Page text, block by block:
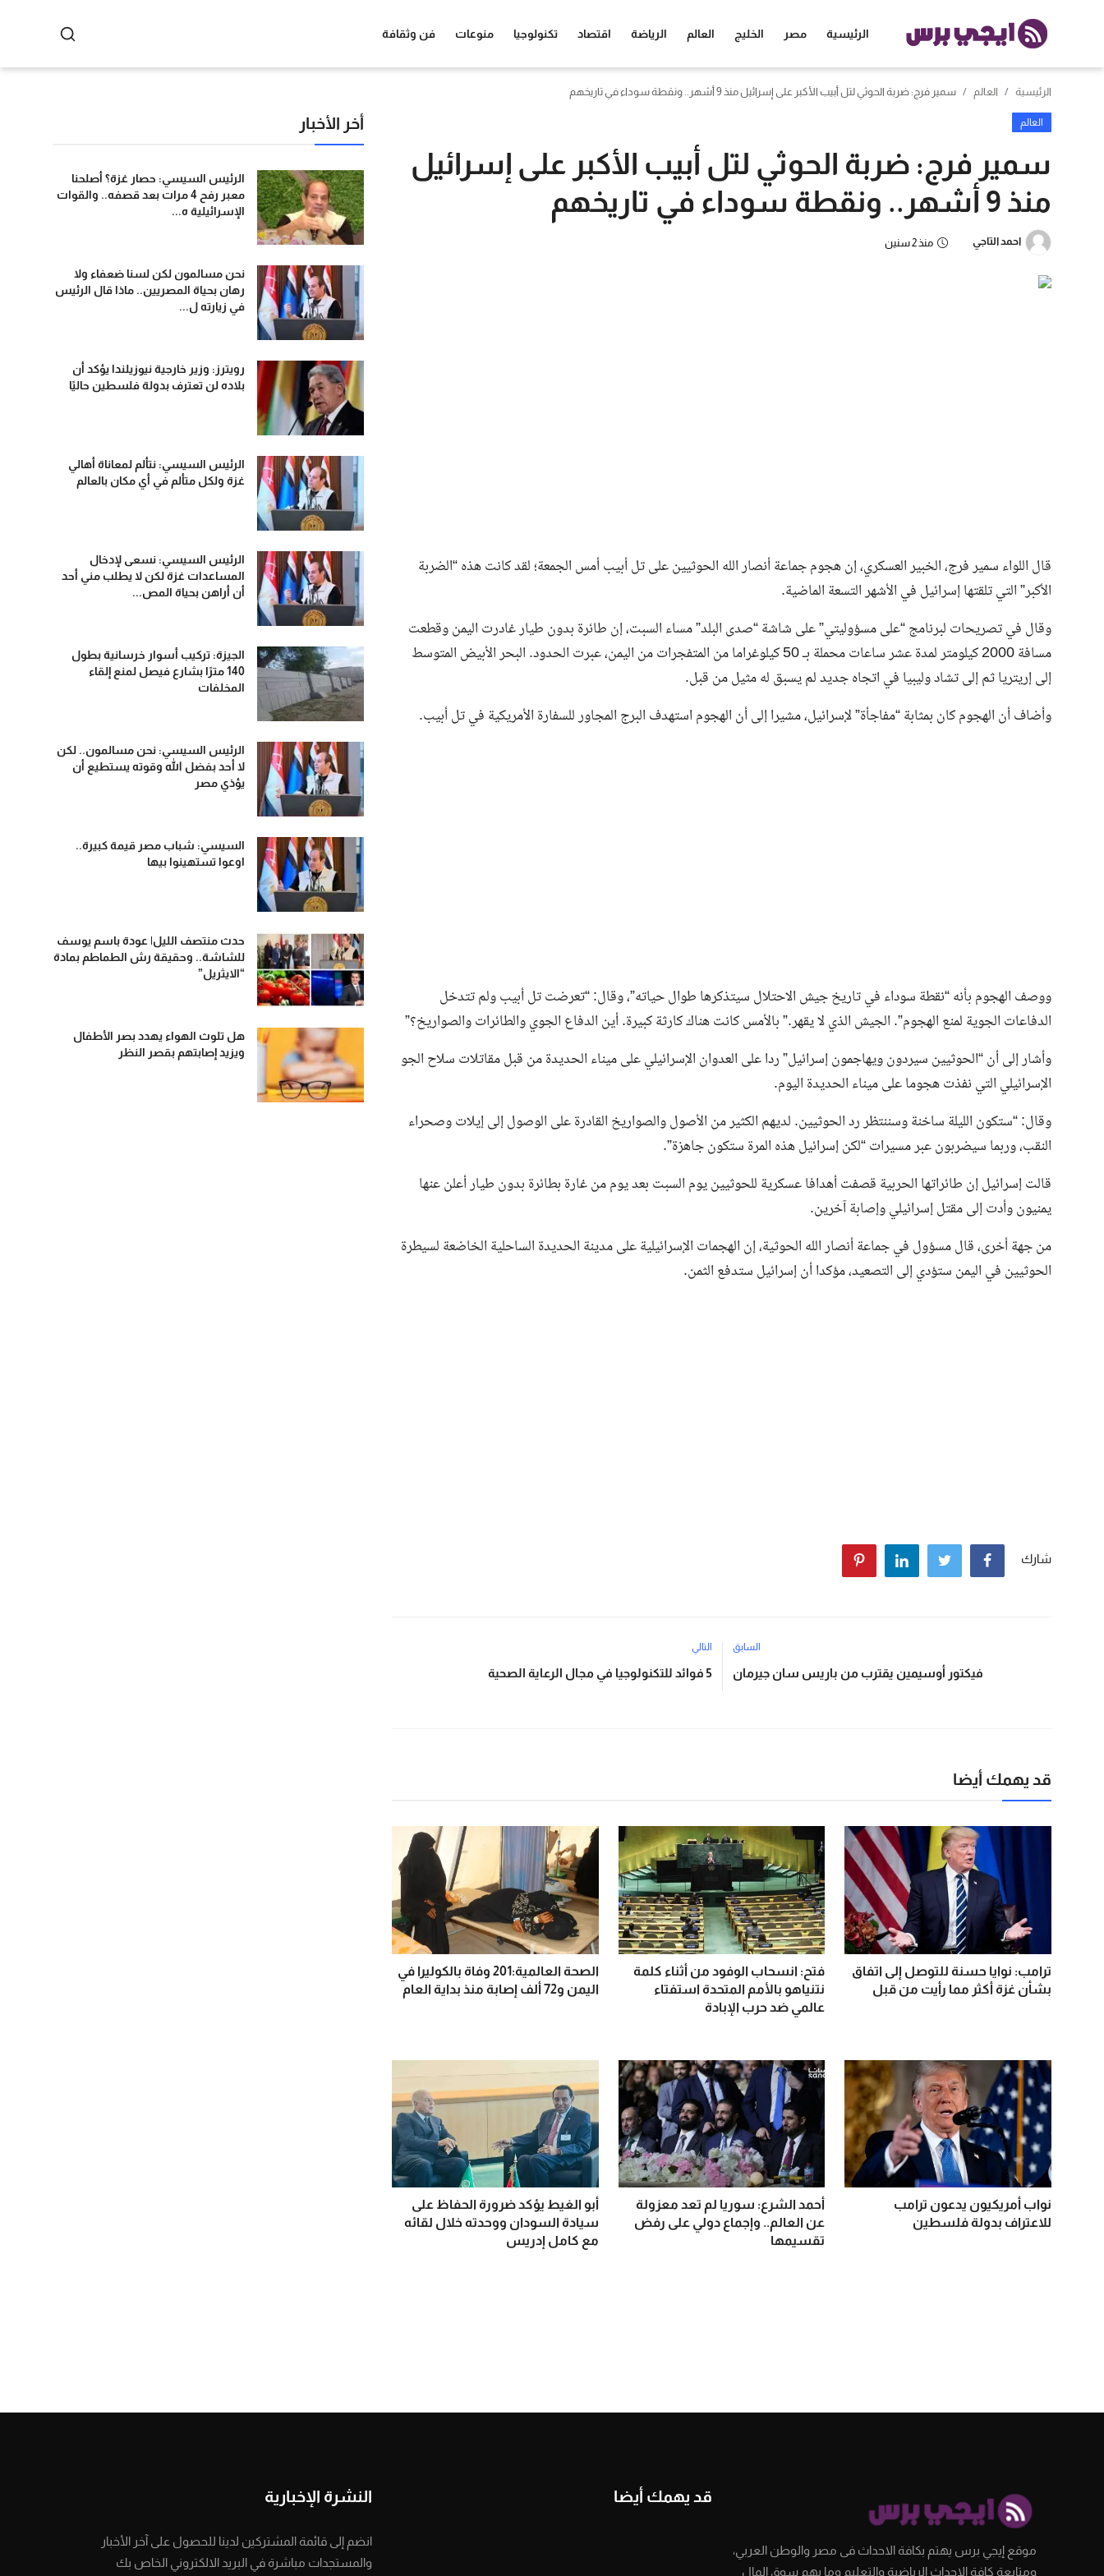
الرئيسية مصر الخليج العالم الرياضة اقتصاد تكنولوجيا منوعات فن وثقافة
الرئيسية العالم سمير فرج: ضربة الحوثي لتل أبيب الأكبر على إسرائيل منذ 9 أشهر.. ونقطة سوداء في تاريخهم
العالم
سمير فرج: ضربة الحوثي لتل أبيب الأكبر على إسرائيل
منذ 9 أشهر.. ونقطة سوداء في تاريخهم
احمد التاجي منذ 2 سنين
قال اللواء سمير فرج، الخبير العسكري، إن هجوم جماعة أنصار الله الحوثيين على تل أبيب أمس الجمعة؛ لقد كانت هذه “الضربة
الأكبر” التي تلقتها إسرائيل في الأشهر التسعة الماضية.
وقال في تصريحات لبرنامج “على مسؤوليتي” على شاشة “صدى البلد” مساء السبت، إن طائرة بدون طيار غادرت اليمن وقطعت
مسافة 2000 كيلومتر لمدة عشر ساعات محملة بـ 50 كيلوغراما من المتفجرات من اليمن، عبرت الحدود. البحر الأبيض المتوسط
إلى إريتريا ثم إلى تشاد وليبيا في اتجاه جديد لم يسبق له مثيل من قبل.
وأضاف أن الهجوم كان بمثابة “مفاجأة” لإسرائيل، مشيرا إلى أن الهجوم استهدف البرج المجاور للسفارة الأمريكية في تل أبيب.
ووصف الهجوم بأنه “نقطة سوداء في تاريخ جيش الاحتلال سيتذكرها طوال حياته”، وقال: “تعرضت تل أبيب ولم تتدخل
الدفاعات الجوية لمنع الهجوم”. الجيش الذي لا يقهر.” بالأمس كانت هناك كارثة كبيرة. أين الدفاع الجوي والطائرات والصواريخ؟”
وأشار إلى أن “الحوثيين سيردون ويهاجمون إسرائيل” ردا على العدوان الإسرائيلي على ميناء الحديدة من قبل مقاتلات سلاح الجو
الإسرائيلي التي نفذت هجوما على ميناء الحديدة اليوم.
وقال: “ستكون الليلة ساخنة وسننتظر رد الحوثيين. لديهم الكثير من الأصول والصواريخ القادرة على الوصول إلى إيلات وصحراء
النقب، وربما سيضربون عبر مسيرات “لكن إسرائيل هذه المرة ستكون جاهزة”.
قالت إسرائيل إن طائراتها الحربية قصفت أهدافا عسكرية للحوثيين يوم السبت بعد يوم من غارة بطائرة بدون طيار أعلن عنها
يمنيون وأدت إلى مقتل إسرائيلي وإصابة آخرين.
من جهة أخرى، قال مسؤول في جماعة أنصار الله الحوثية، إن الهجمات الإسرائيلية على مدينة الحديدة الساحلية الخاضعة لسيطرة
الحوثيين في اليمن ستؤدي إلى التصعيد، مؤكدا أن إسرائيل ستدفع الثمن.
شارك
السابق
فيكتور أوسيمين يقترب من باريس سان جيرمان
التالي
5 فوائد للتكنولوجيا في مجال الرعاية الصحية
قد يهمك أيضا
ترامب: نوايا حسنة للتوصل إلى اتفاق
بشأن غزة أكثر مما رأيت من قبل
فتح: انسحاب الوفود من أثناء كلمة
نتنياهو بالأمم المتحدة استفتاء
عالمي ضد حرب الإبادة
الصحة العالمية:201 وفاة بالكوليرا في
اليمن و72 ألف إصابة منذ بداية العام
نواب أمريكيون يدعون ترامب
للاعتراف بدولة فلسطين
أحمد الشرع: سوريا لم تعد معزولة
عن العالم.. وإجماع دولي على رفض
تقسيمها
أبو الغيط يؤكد ضرورة الحفاظ على
سيادة السودان ووحدته خلال لقائه
مع كامل إدريس
أخر الأخبار
الرئيس السيسي: حصار غزة؟ أصلحنا
معبر رفح 4 مرات بعد قصفه.. والقوات
الإسرائيلية ه...
نحن مسالمون لكن لسنا ضعفاء ولا
رهان بحياة المصريين.. ماذا قال الرئيس
في زيارته ل...
رويترز: وزير خارجية نيوزيلندا يؤكد أن
بلاده لن تعترف بدولة فلسطين حاليًا
الرئيس السيسي: نتألم لمعاناة أهالي
غزة ولكل متألم في أي مكان بالعالم
الرئيس السيسي: نسعى لإدخال
المساعدات غزة لكن لا يطلب مني أحد
أن أراهن بحياة المص...
الجيزة: تركيب أسوار خرسانية بطول
140 مترًا بشارع فيصل لمنع إلقاء
المخلفات
الرئيس السيسي: نحن مسالمون.. لكن
لا أحد بفضل الله وقوته يستطيع أن
يؤذي مصر
السيسي: شباب مصر قيمة كبيرة..
اوعوا تستهينوا بيها
حدث منتصف الليل| عودة باسم يوسف
للشاشة.. وحقيقة رش الطماطم بمادة
“الايثريل”
هل تلوث الهواء يهدد بصر الأطفال
ويزيد إصابتهم بقصر النظر
موقع إيجي برس يهتم بكافة الاحداث فى مصر والوطن العربي،
ومتابعة كافة الاحداث الرياضية والتعليم وما يهم سوق المال
قد يهمك أيضا النشرة الإخبارية
انضم إلى قائمة المشتركين لدينا للحصول على آخر الأخبار
والمستجدات مباشرة في البريد الالكتروني الخاص بك